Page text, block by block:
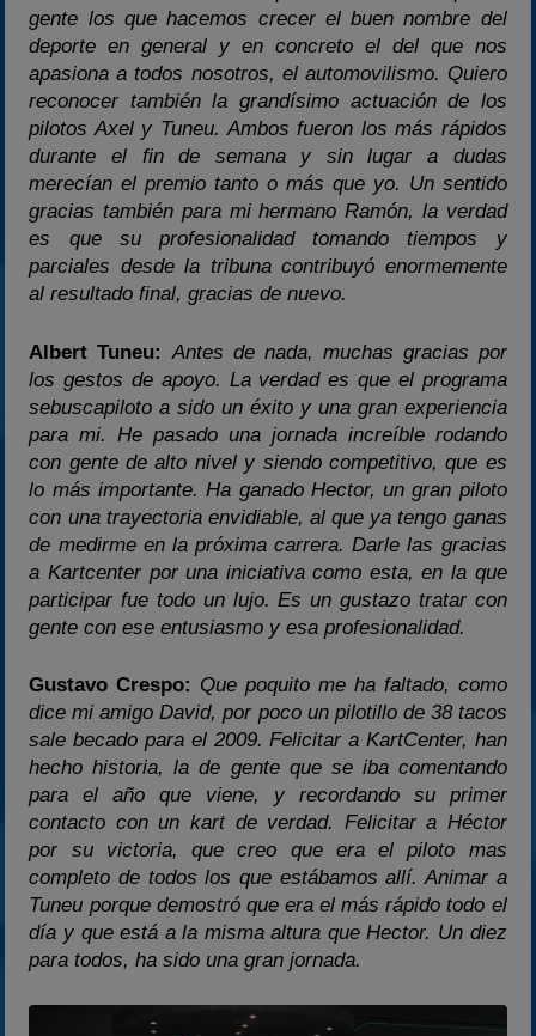
gente los que hacemos crecer el buen nombre del
deporte en general y en concreto el del que nos
apasiona a todos nosotros, el automovilismo. Quiero
reconocer también la grandísimo actuación de los
pilotos Axel y Tuneu. Ambos fueron los más rápidos
durante el fin de semana y sin lugar a dudas
merecían el premio tanto o más que yo. Un sentido
gracias también para mi hermano Ramón, la verdad
es que su profesionalidad tomando tiempos y
parciales desde la tribuna contribuyó enormemente
al resultado final, gracias de nuevo.
Albert Tuneu: Antes de nada, muchas gracias por
los gestos de apoyo. La verdad es que el programa
sebuscapiloto a sido un éxito y una gran experiencia
para mi. He pasado una jornada increíble rodando
con gente de alto nivel y siendo competitivo, que es
lo más importante. Ha ganado Hector, un gran piloto
con una trayectoria envidiable, al que ya tengo ganas
de medirme en la próxima carrera. Darle las gracias
a Kartcenter por una iniciativa como esta, en la que
participar fue todo un lujo. Es un gustazo tratar con
gente con ese entusiasmo y esa profesionalidad.
Gustavo Crespo: Que poquito me ha faltado, como
dice mi amigo David, por poco un pilotillo de 38 tacos
sale becado para el 2009. Felicitar a KartCenter, han
hecho historia, la de gente que se iba comentando
para el año que viene, y recordando su primer
contacto con un kart de verdad. Felicitar a Héctor
por su victoria, que creo que era el piloto mas
completo de todos los que estábamos allí. Animar a
Tuneu porque demostró que era el más rápido todo el
día y que está a la misma altura que Hector. Un diez
para todos, ha sido una gran jornada.